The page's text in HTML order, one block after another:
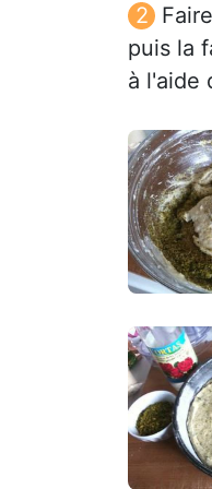
puis la
à l'aide